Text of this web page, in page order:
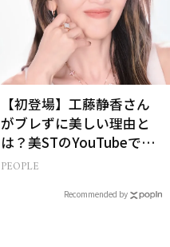
【初登場】工藤静香さん
がブレずに美しい理由と
は？美STのYouTubeでは
ALL私物の「ポーチの中
PEOPLE
Recommended by